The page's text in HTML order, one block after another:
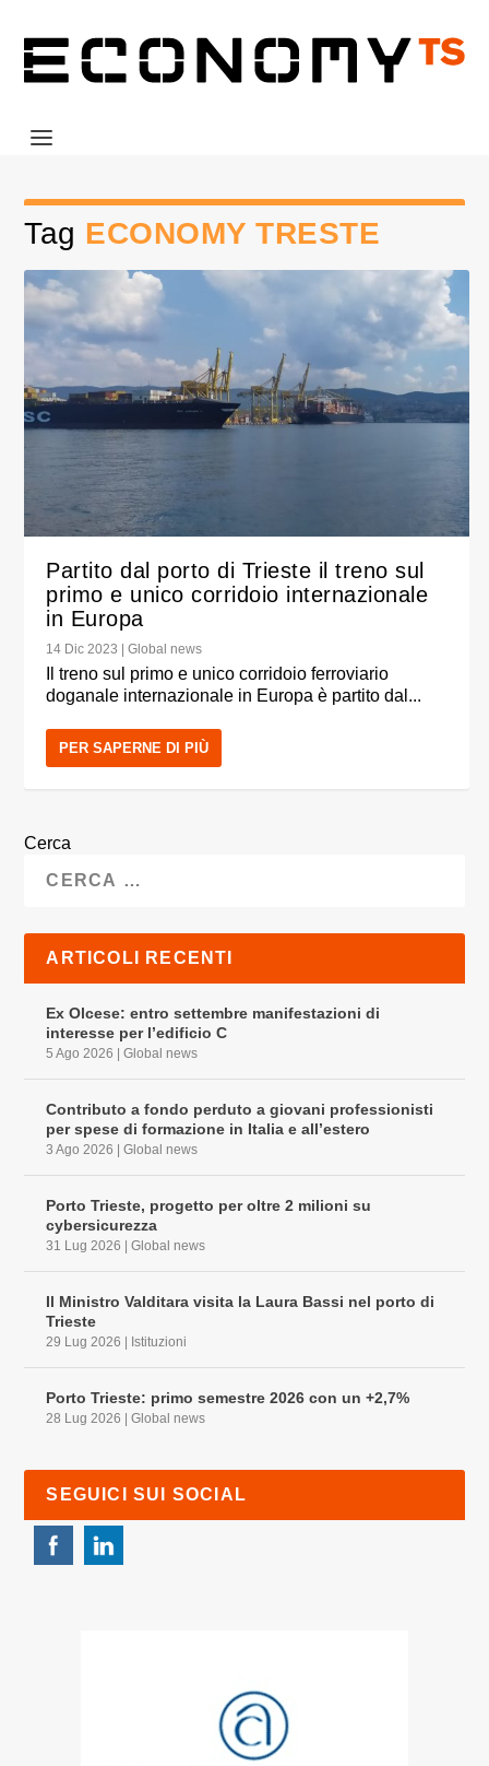
Tag ECONOMY TRESTE
Partito dal porto di Trieste il treno sul
primo e unico corridoio internazionale
in Europa
14 Dic 2023 |Global news
Il treno sul primo e unico corridoio ferroviario
doganale internazionale in Europa è partito dal...
PER SAPERNE DI PIÙ
Cerca
ARTICOLI RECENTI
Ex Olcese: entro settembre manifestazioni di
interesse per l’edificio C
5 Ago 2026 |Global news
Contributo a fondo perduto a giovani professionisti
per spese di formazione in Italia e all’estero
3 Ago 2026 |Global news
Porto Trieste, progetto per oltre 2 milioni su
cybersicurezza
31 Lug 2026 |Global news
Il Ministro Valditara visita la Laura Bassi nel porto di
Trieste
29 Lug 2026 Istituzioni
Porto Trieste: primo semestre 2026 con un +2,7%
28 Lug 2026 |Global news
SEGUICI SUI SOCIAL